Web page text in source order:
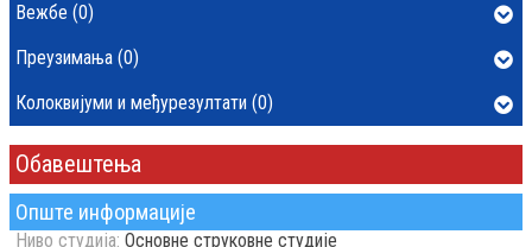
Опште информације
Ниво студија: Основне струковне студије
Вежбе (0)
Преузимања (0)
Колоквијуми и међурезултати (0)
Обавештења